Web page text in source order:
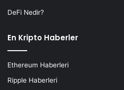
DeFi Nedir?
En Kripto Haberler
Ethereum Haberleri
Ripple Haberleri